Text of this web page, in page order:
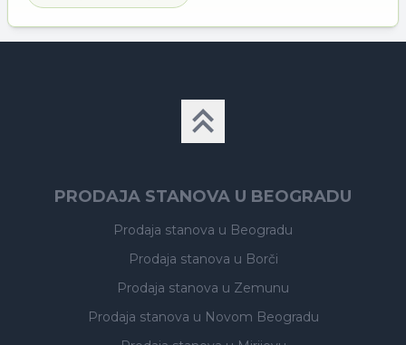
PRODAJA STANOVA U BEOGRADU
Prodaja stanova u Beogradu
Prodaja stanova u Borči
Prodaja stanova u Zemunu
Prodaja stanova u Novom Beogradu